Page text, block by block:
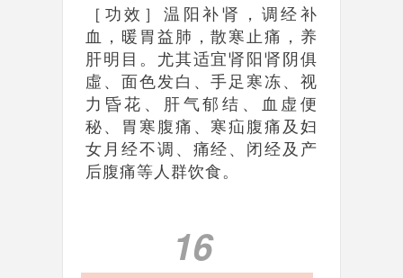
［功效］温阳补肾，调经补
血，暖胃益肺，散寒止痛，养
肝明目。尤其适宜肾阳肾阴俱
虛、面色发白、手足寒冻、视
力昏花、肝气郁结、血虚便
秘、胃寒腹痛、寒疝腹痛及妇
女月经不调、痛经、闭经及产
后腹痛等人群饮食。
16